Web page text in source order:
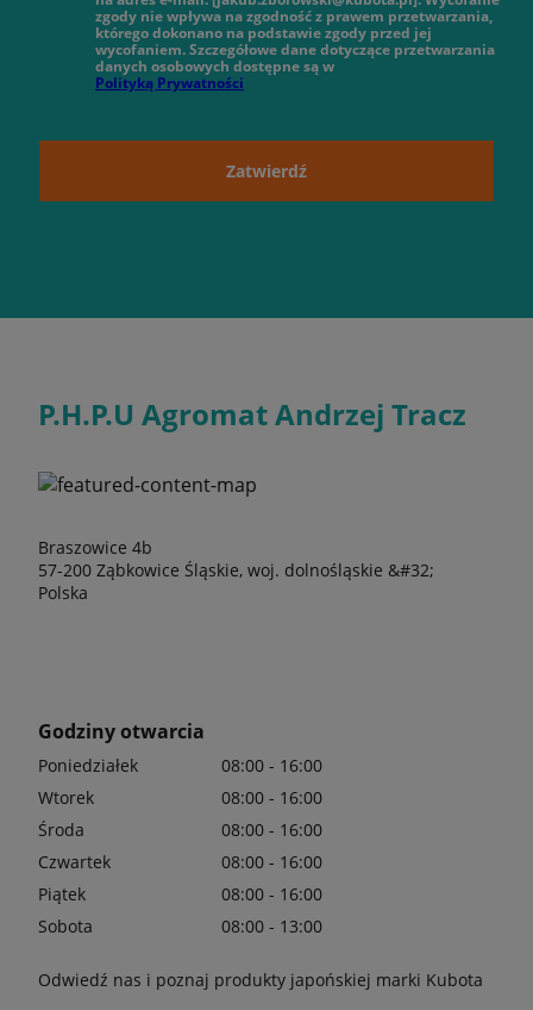
zgody nie wpływa na zgodność z prawem przetwarzania,
którego dokonano na podstawie zgody przed jej
wycofaniem. Szczegółowe dane dotyczące przetwarzania
danych osobowych dostępne są w
Polityką Prywatności
Zatwierdź
P.H.P.U Agromat Andrzej Tracz
Braszowice 4b
57-200 Ząbkowice Śląskie, woj. dolnośląskie &#32;
Polska
Godziny otwarcia
Poniedziałek
08:00 - 16:00
Wtorek
08:00 - 16:00
Środa
08:00 - 16:00
Czwartek
08:00 - 16:00
Piątek
08:00 - 16:00
Sobota
08:00 - 13:00
Odwiedź nas i poznaj produkty japońskiej marki Kubota